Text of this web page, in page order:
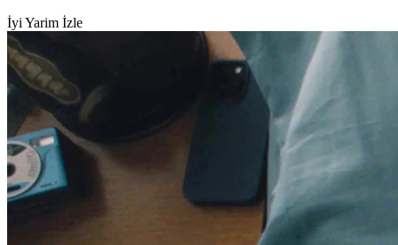
İyi Yarim İzle